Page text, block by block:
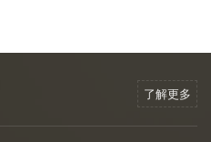
了解更多